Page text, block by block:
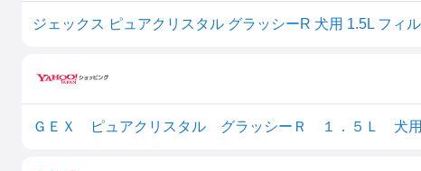
ＧＥＸ ピュアクリスタル グラッシーＲ １．５Ｌ 犬用